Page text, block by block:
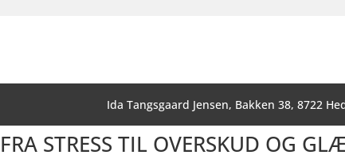
Ida Tangsgaard Jensen, Bakken 38, 8722
FRA STRESS TIL OVERSKUD OG